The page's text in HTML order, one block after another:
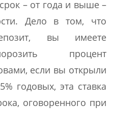
– от года и выше –
Дело в том, что
вы имеете
процент
если вы открыли
годовых, эта ставка
оговоренного при